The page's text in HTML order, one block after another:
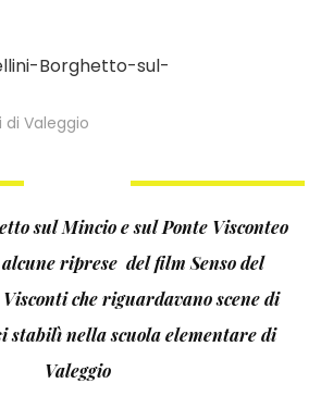
di Valeggio
sul Mincio e sul Ponte Visconteo
riprese del film Senso del
che riguardavano scene di
stabilì nella scuola elementare di
Valeggio